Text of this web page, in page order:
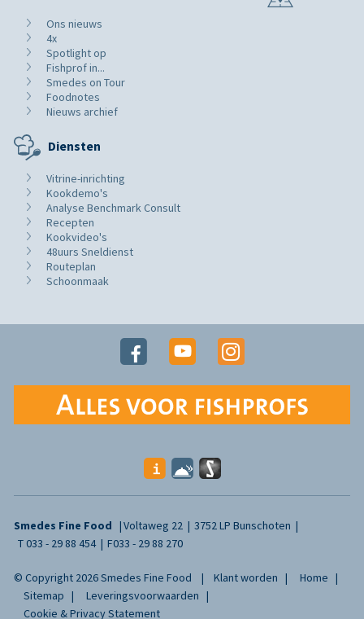
Ons nieuws
4x
Spotlight op
Fishprof in...
Smedes on Tour
Foodnotes
Nieuws archief
Diensten
Vitrine-inrichting
Kookdemo's
Analyse Benchmark Consult
Recepten
Kookvideo's
48uurs Sneldienst
Routeplan
Schoonmaak
Smedes Fine Food Voltaweg 22
3752 LP Bunschoten
T033 - 29 88 454 F033 - 29 88 270
© Copyright 2026 Smedes Fine Food Klant worden
Home
Sitemap
Leveringsvoorwaarden
Cookie & Privacy Statement